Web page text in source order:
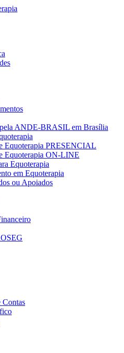
ANDE-BRASIL em Brasília
Equoterapia PRESENCIAL
Equoterapia ON-LINE
Equoterapia
em Equoterapia
ou Apoiados
Contas